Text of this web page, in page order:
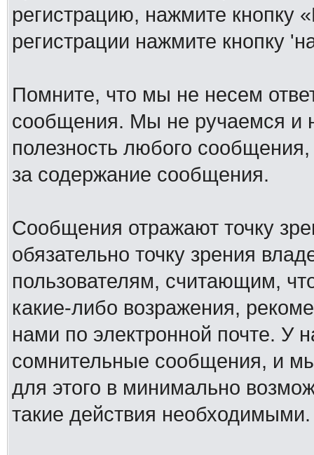
регистрацию, нажмите кнопку
регистрации нажмите кнопку
Помните, что мы не несем
сообщения. Мы не ручаемся и
полезность любого
за содержание сообщения.
Сообщения отражают точку
обязательно точку зрения
пользователям, считающим,
какие-либо возражения,
нами по электронной почте. У
сомнительные сообщения, и
для этого в минимально
такие действия необходимыми.